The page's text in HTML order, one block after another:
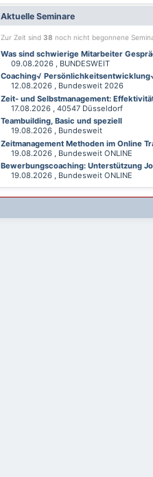
Aktuelle Seminare
Zur Zeit sind 38 noch nicht begonnene
Was sind schwierige Mitarbeiter
09.08.2026 , BUNDESWEIT
Coaching√
12.08.2026 , Bundesweit 2026
Zeit- und Selbstmanagement:
17.08.2026 , 40547 Düsseldorf
Teambuilding, Basic und speziell
19.08.2026 , Bundesweit
Zeitmanagement Methoden im Online
19.08.2026 , Bundesweit ONLINE
Bewerbungscoaching: Unterstützung
19.08.2026 , Bundesweit ONLINE